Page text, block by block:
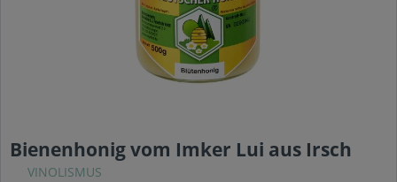
Bienenhonig vom Imker Lui aus Irsch
VINOLISMUS